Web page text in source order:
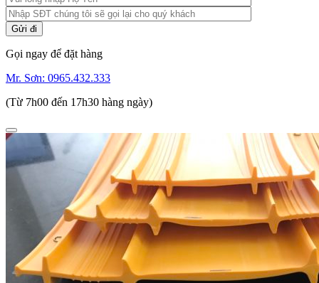
Gọi ngay để đặt hàng
Mr. Sơn: 0965.432.333
(Từ 7h00 đến 17h30 hàng ngày)